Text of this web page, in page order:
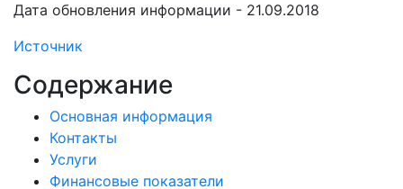
Дата обновления информации - 21.09.2018
Источник
Содержание
Основная информация
Контакты
Услуги
Финансовые показатели